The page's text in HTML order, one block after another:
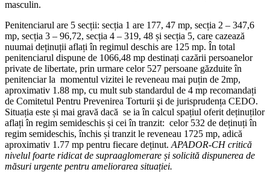
masculin.
Penitenciarul are 5 secții: secția 1 are 177, 47 mp, secția 2 – 347,6
mp, secția 3 – 96,72, secția 4 – 319, 48 și secția 5, care cazează
nuumai deținuții aflați în regimul deschis are 125 mp. În total
penitenciarul dispune de 1066,48 mp destinați cazării persoanelor
private de libertate, prin urmare celor 527 persoane găzduite în
penitenciar la momentul vizitei le reveneau mai puțin de 2mp,
aproximativ 1.88 mp, cu mult sub standardul de 4 mp recomandați
de Comitetul Pentru Prevenirea Torturii şi de jurisprudența CEDO.
Situația este și mai gravă dacă se ia în calcul spațiul oferit deținuților
aflați în regim semideschis și cei în tranzit: celor 532 de deținuți în
regim semideschis, închis și tranzit le reveneau 1725 mp, adică
aproximativ 1.77 mp pentru fiecare deținut. APADOR-CH critică
nivelul foarte ridicat de supraaglomerare și solicită dispunerea de
măsuri urgente pentru ameliorarea situației.